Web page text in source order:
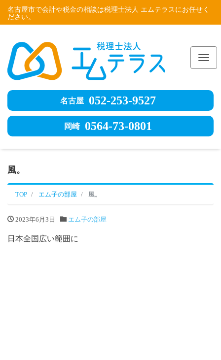
名古屋市で会計や税金の相談は税理士法人 エムテラスにお任せく
ださい。
名古屋 052-253-9527
岡崎 0564-73-0801
風。
TOP エム子の部屋 風。
2023年6月3日 エム子の部屋
日本全国広い範囲に